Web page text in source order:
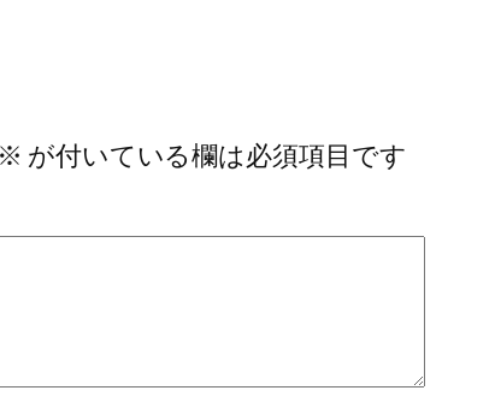
※ が付いている欄は必須項目です